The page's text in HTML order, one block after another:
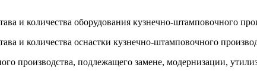
и количества оборудования кузнечно-штамповочного
и количества оснастки кузнечно-штамповочного
производства, подлежащего замене, модернизации,